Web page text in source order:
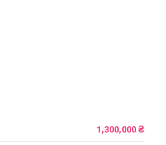
1,300,000 ₴